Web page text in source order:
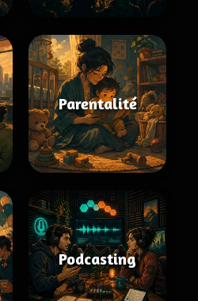
Parentalité
Podcasting